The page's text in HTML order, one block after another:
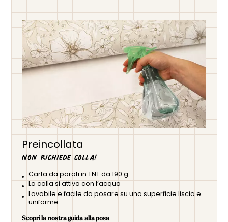
Preincollata
Non richiede colla!
Carta da parati in TNT da 190 g
La colla si attiva con l’acqua
Lavabile e facile da posare su una superficie liscia e
uniforme.
Scopri la nostra guida alla posa